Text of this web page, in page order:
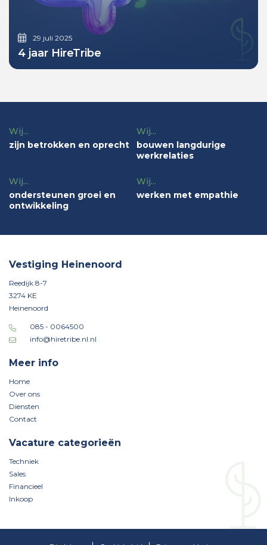
29 juli 2025
4 jaar HireTribe
Wij...
zijn betrokken en oprecht
Wij...
bouwen langdurige
werkrelaties
Wij...
ondersteunen groei en
ontwikkeling
Wij...
werken met empathie
Vestiging Heinenoord
Reedijk 8-7
3274 KE
Heinenoord
085 - 0064500
info@hiretribe.nl.nl
Meer info
Home
Over ons
Diensten
Contact
Vacature categorieën
Techniek
Sales
Financieel
Inkoop